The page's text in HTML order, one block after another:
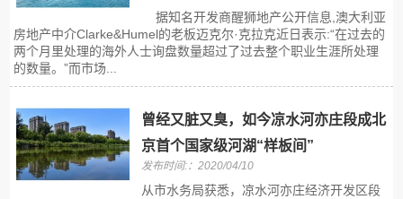
据知名开发商醒狮地产公开信息,澳大利亚
房地产中介Clarke&Humel的老板迈克尔·克拉克近日表示:“在过去的
两个月里处理的海外人士询盘数量超过了过去整个职业生涯所处理
的数量。”而市场...
曾经又脏又臭，如今凉水河亦庄段成北
京首个国家级河湖“样板间”
发布时间:：2020/04/10
从市水务局获悉，凉水河亦庄经济开发区段